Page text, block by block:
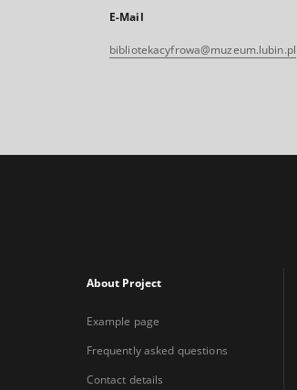
E-Mail
bibliotekacyfrowa@muzeum.lubin.pl
About Project
Example page
Frequently asked questions
Contact details